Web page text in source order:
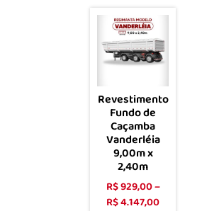
Revestimento
Fundo de
Caçamba
Vanderléia
9,00m x
2,40m
R$929,00–
R$4.147,00